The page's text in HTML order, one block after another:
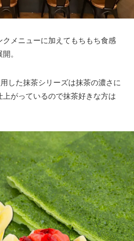
メニューに加えてもちもち食感
。
した抹茶シリーズは抹茶の濃さに
上がっているので抹茶好きな方は